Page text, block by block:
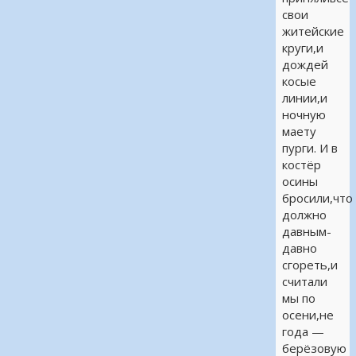
свои
житейские
круги,и
дождей
косые
линии,и
ночную
маету
пурги. И в
костёр
осины
бросили,что
должно
давным-
давно
сгореть,и
считали
мы по
осени,не
года —
берёзовую